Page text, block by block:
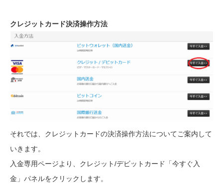
クレジットカード決済操作方法
それでは、クレジットカードの決済操作方法についてご案内して
いきます。
入金専用ページより、クレジット/デビットカード「今すぐ入
金」パネルをクリックします。